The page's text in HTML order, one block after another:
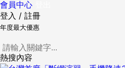
會員中心
登入 / 註冊
年度最大優惠
熱搜內容